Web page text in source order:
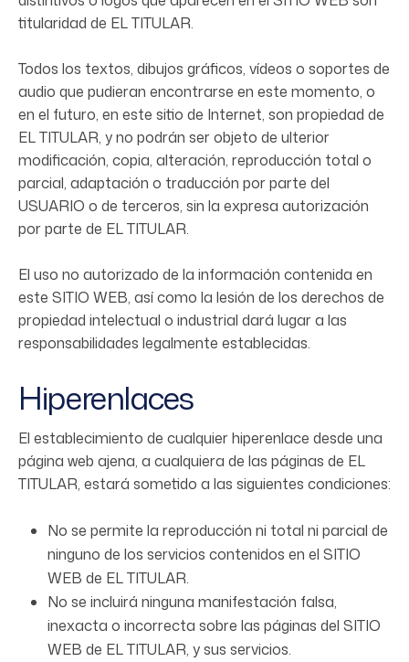
titularidad de EL TITULAR.
Todos los textos, dibujos gráficos, vídeos o soportes de
audio que pudieran encontrarse en este momento, o
en el futuro, en este sitio de Internet, son propiedad de
EL TITULAR, y no podrán ser objeto de ulterior
modificación, copia, alteración, reproducción total o
parcial, adaptación o traducción por parte del
USUARIO o de terceros, sin la expresa autorización
por parte de EL TITULAR.
El uso no autorizado de la información contenida en
este SITIO WEB, así como la lesión de los derechos de
propiedad intelectual o industrial dará lugar a las
responsabilidades legalmente establecidas.
Hiperenlaces
El establecimiento de cualquier hiperenlace desde una
página web ajena, a cualquiera de las páginas de EL
TITULAR, estará sometido a las siguientes condiciones:
No se permite la reproducción ni total ni parcial de
ninguno de los servicios contenidos en el SITIO
WEB de EL TITULAR.
No se incluirá ninguna manifestación falsa,
inexacta o incorrecta sobre las páginas del SITIO
WEB de EL TITULAR, y sus servicios.